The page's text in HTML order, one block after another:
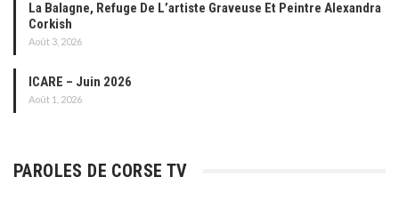
La Balagne, Refuge De L’artiste Graveuse Et Peintre Alexandra
Corkish
Août 3, 2026
ICARE – Juin 2026
Août 1, 2026
PAROLES DE CORSE TV